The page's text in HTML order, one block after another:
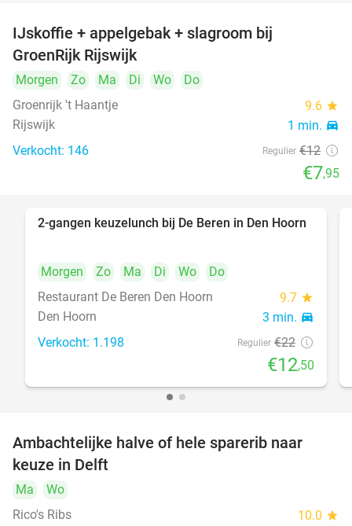
IJskoffie + appelgebak + slagroom bij
GroenRijk Rijswijk
Morgen Zo Ma Di Wo
Do
Groenrijk 't Haantje
9.6 star
Rijswijk 1 min. directions_car
Verkocht: 146 Regulier €12
€7,95
43%
2-gangen keuzelunch bij De Beren in Den Hoorn
Morgen Zo Ma Di Wo
Do
Restaurant De Beren Den Hoorn
9.7 star
Den Hoorn 3 min. directions_car
Verkocht: 1.198 Regulier €22
€12,50
Ambachtelijke halve of hele sparerib naar
keuze in Delft
Ma
Wo
Rico's Ribs
10.0 star